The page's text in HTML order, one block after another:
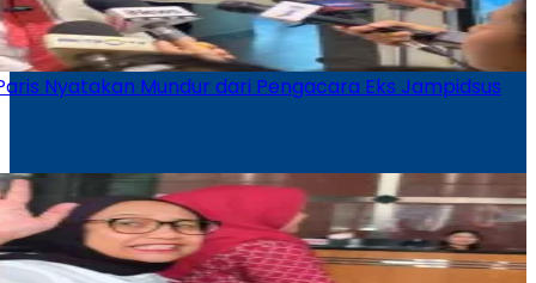
Nyatakan Mundur dari Pengacara Eks Jampidsus